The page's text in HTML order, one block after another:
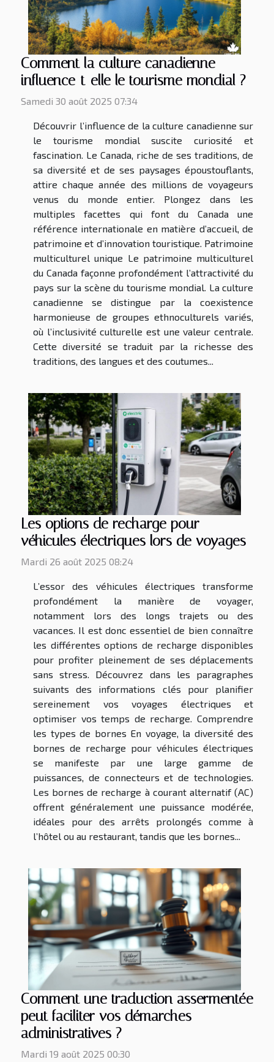
Comment la culture canadienne
influence-t-elle le tourisme mondial ?
Samedi 30 août 2025 07:34
Découvrir l’influence de la culture canadienne sur
le tourisme mondial suscite curiosité et
fascination. Le Canada, riche de ses traditions, de
sa diversité et de ses paysages époustouflants,
attire chaque année des millions de voyageurs
venus du monde entier. Plongez dans les
multiples facettes qui font du Canada une
référence internationale en matière d’accueil, de
patrimoine et d’innovation touristique. Patrimoine
multiculturel unique Le patrimoine multiculturel
du Canada façonne profondément l’attractivité du
pays sur la scène du tourisme mondial. La culture
canadienne se distingue par la coexistence
harmonieuse de groupes ethnoculturels variés,
où l’inclusivité culturelle est une valeur centrale.
Cette diversité se traduit par la richesse des
traditions, des langues et des coutumes...
Les options de recharge pour
véhicules électriques lors de voyages
Mardi 26 août 2025 08:24
L’essor des véhicules électriques transforme
profondément la manière de voyager,
notamment lors des longs trajets ou des
vacances. Il est donc essentiel de bien connaître
les différentes options de recharge disponibles
pour profiter pleinement de ses déplacements
sans stress. Découvrez dans les paragraphes
suivants des informations clés pour planifier
sereinement vos voyages électriques et
optimiser vos temps de recharge. Comprendre
les types de bornes En voyage, la diversité des
bornes de recharge pour véhicules électriques
se manifeste par une large gamme de
puissances, de connecteurs et de technologies.
Les bornes de recharge à courant alternatif (AC)
offrent généralement une puissance modérée,
idéales pour des arrêts prolongés comme à
l’hôtel ou au restaurant, tandis que les bornes...
Comment une traduction assermentée
peut faciliter vos démarches
administratives ?
Mardi 19 août 2025 00:30